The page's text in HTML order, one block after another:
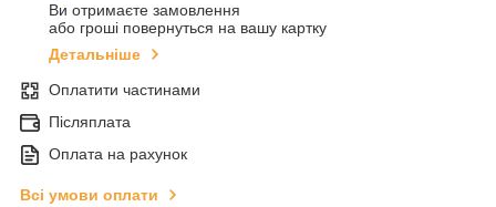
Ви отримаєте замовлення
або гроші повернуться на вашу картку
Детальніше
Оплатити частинами
Післяплата
Оплата на рахунок
Всі умови оплати